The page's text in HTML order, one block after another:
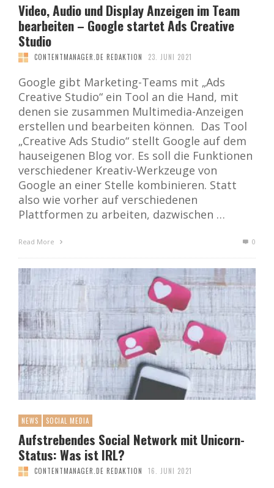
Video, Audio und Display Anzeigen im Team
bearbeiten – Google startet Ads Creative
Studio
CONTENTMANAGER.DE REDAKTION 23. JUNI 2021
Google gibt Marketing-Teams mit „Ads
Creative Studio“ ein Tool an die Hand, mit
denen sie zusammen Multimedia-Anzeigen
erstellen und bearbeiten können. Das Tool
„Creative Ads Studio“ stellt Google auf dem
hauseigenen Blog vor. Es soll die Funktionen
verschiedener Kreativ-Werkzeuge von
Google an einer Stelle kombinieren. Statt
also wie vorher auf verschiedenen
Plattformen zu arbeiten, dazwischen …
Read More 0
NEWS SOCIAL MEDIA
Aufstrebendes Social Network mit Unicorn-
Status: Was ist IRL?
CONTENTMANAGER.DE REDAKTION 16. JUNI 2021